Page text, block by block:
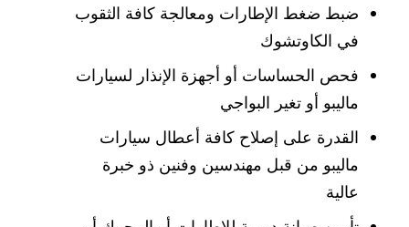
ضبط ضغط الإطارات ومعالجة كافة الثقوب
في الكاوتشوك
فحص الحساسات أو أجهزة الإنذار لسيارات
ماليبو أو تغير البواجي
القدرة على إصلاح كافة أعطال سيارات
ماليبو من قبل مهندسين وفنين ذو خبرة
عالية